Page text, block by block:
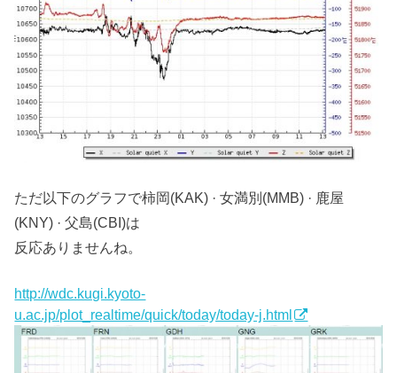
ただ以下のグラフで柿岡(KAK) · 女満別(MMB) · 鹿屋
(KNY) · 父島(CBI)は
反応ありませんね。
http://wdc.kugi.kyoto-
u.ac.jp/plot_realtime/quick/today/today-j.html